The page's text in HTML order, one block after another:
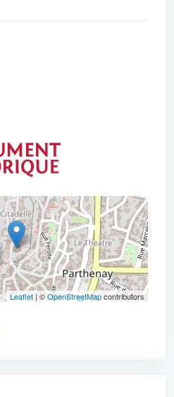
Leaflet | ©OpenStreetMapcontributors